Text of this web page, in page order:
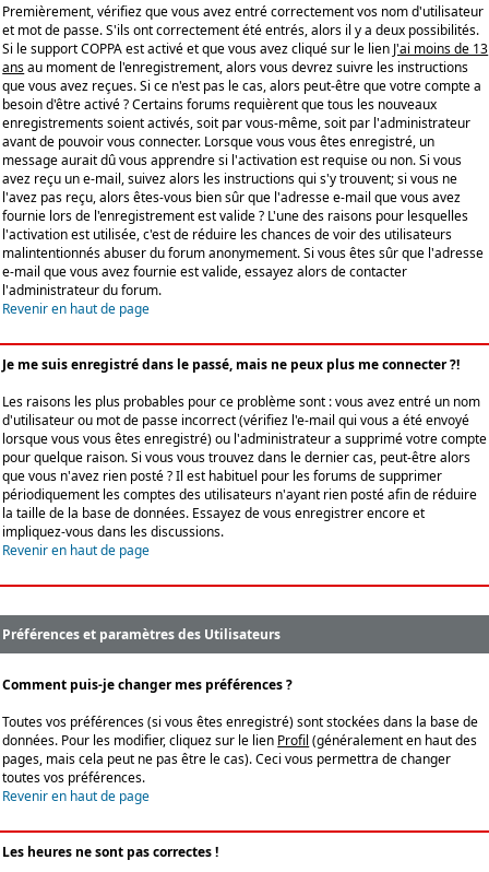
Premièrement, vérifiez que vous avez entré correctement vos nom d'utilisateur
et mot de passe. S'ils ont correctement été entrés, alors il y a deux possibilités.
Si le support COPPA est activé et que vous avez cliqué sur le lien J'ai moins de 13
ansau moment de l'enregistrement, alors vous devrez suivre les instructions
que vous avez reçues. Si ce n'est pas le cas, alors peut-être que votre compte a
besoin d'être activé ? Certains forums requièrent que tous les nouveaux
enregistrements soient activés, soit par vous-même, soit par l'administrateur
avant de pouvoir vous connecter. Lorsque vous vous êtes enregistré, un
message aurait dû vous apprendre si l'activation est requise ou non. Si vous
avez reçu un e-mail, suivez alors les instructions qui s'y trouvent; si vous ne
l'avez pas reçu, alors êtes-vous bien sûr que l'adresse e-mail que vous avez
fournie lors de l'enregistrement est valide ? L'une des raisons pour lesquelles
l'activation est utilisée, c'est de réduire les chances de voir des utilisateurs
malintentionnés abuser du forum anonymement. Si vous êtes sûr que l'adresse
e-mail que vous avez fournie est valide, essayez alors de contacter
l'administrateur du forum.
Revenir en haut de page
Je me suis enregistré dans le passé, mais ne peux plus me connecter ?!
Les raisons les plus probables pour ce problème sont : vous avez entré un nom
d'utilisateur ou mot de passe incorrect (vérifiez l'e-mail qui vous a été envoyé
lorsque vous vous êtes enregistré) ou l'administrateur a supprimé votre compte
pour quelque raison. Si vous vous trouvez dans le dernier cas, peut-être alors
que vous n'avez rien posté ? Il est habituel pour les forums de supprimer
périodiquement les comptes des utilisateurs n'ayant rien posté afin de réduire
la taille de la base de données. Essayez de vous enregistrer encore et
impliquez-vous dans les discussions.
Revenir en haut de page
Préférences et paramètres des Utilisateurs
Comment puis-je changer mes préférences ?
Toutes vos préférences (si vous êtes enregistré) sont stockées dans la base de
données. Pour les modifier, cliquez sur le lien Profil (généralement en haut des
pages, mais cela peut ne pas être le cas). Ceci vous permettra de changer
toutes vos préférences.
Revenir en haut de page
Les heures ne sont pas correctes !